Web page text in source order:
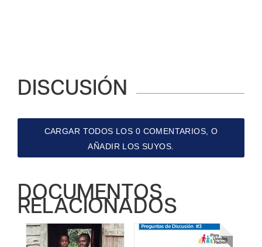
DISCUSIÓN
CARGAR TODOS LOS 0 COMENTARIOS, O
AÑADIR LOS SUYOS.
DOCUMENTOS
RELACIONADOS